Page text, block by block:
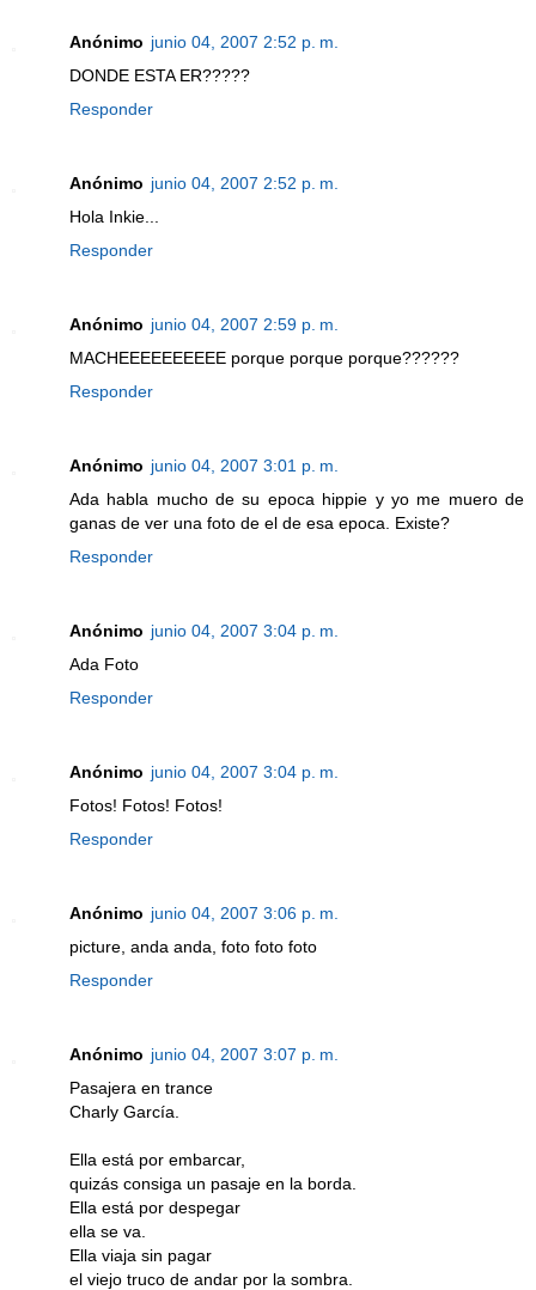
Anónimo junio 04, 2007 2:52 p. m.
DONDE ESTA ER?????
Responder
Anónimo junio 04, 2007 2:52 p. m.
Hola Inkie...
Responder
Anónimo junio 04, 2007 2:59 p. m.
MACHEEEEEEEEEE porque porque porque??????
Responder
Anónimo junio 04, 2007 3:01 p. m.
Ada habla mucho de su epoca hippie y yo me muero de
ganas de ver una foto de el de esa epoca. Existe?
Responder
Anónimo junio 04, 2007 3:04 p. m.
Ada Foto
Responder
Anónimo junio 04, 2007 3:04 p. m.
Fotos! Fotos! Fotos!
Responder
Anónimo junio 04, 2007 3:06 p. m.
picture, anda anda, foto foto foto
Responder
Anónimo junio 04, 2007 3:07 p. m.
Pasajera en trance
Charly García.
Ella está por embarcar,
quizás consiga un pasaje en la borda.
Ella está por despegar
ella se va.
Ella viaja sin pagar
el viejo truco de andar por la sombra.